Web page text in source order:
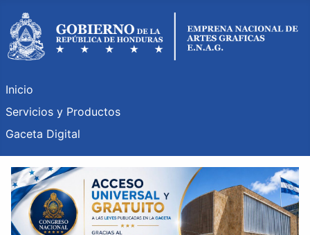
Inicio
Servicios y Productos
Gaceta Digital